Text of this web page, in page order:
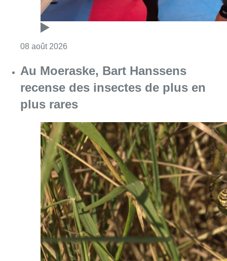
08 août 2026
Au Moeraske, Bart Hanssens
recense des insectes de plus en
plus rares